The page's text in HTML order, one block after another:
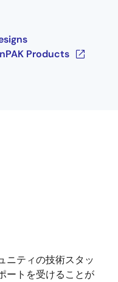
Products
ニティの技術スタッ
ートを受けることが